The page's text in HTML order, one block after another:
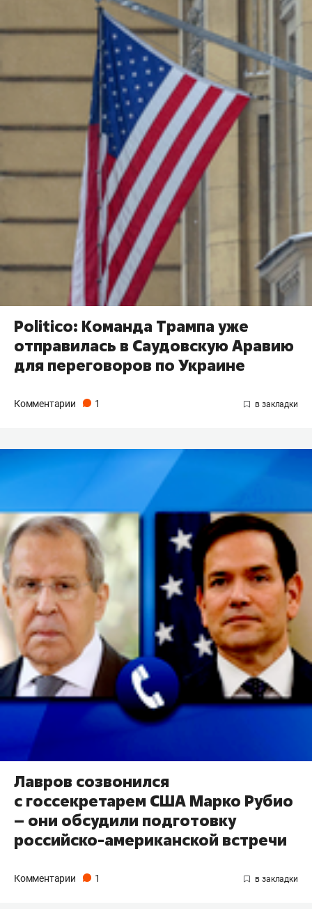
Politico: Команда Трампа уже
отправилась в Саудовскую Аравию
для переговоров по Украине
Комментарии 1
Лавров созвонился
с госсекретарем США Марко Рубио
– они обсудили подготовку
российско-американской встречи
Комментарии 1